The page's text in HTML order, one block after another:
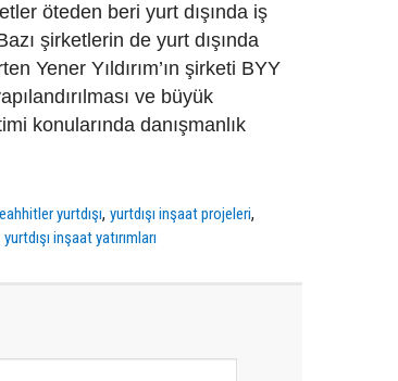
öteden beri yurt dışında iş
şirketlerin de yurt dışında
Yener Yıldırım’ın şirketi BYY
ve büyük
konularında danışmanlık
yurtdışı,yurtdışı inşaat projeleri,
yurtdışı inşaat yatırımları